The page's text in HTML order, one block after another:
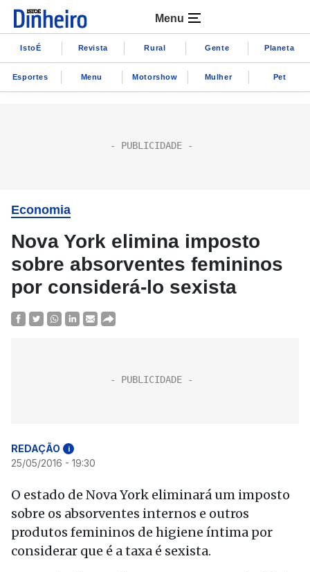
Menu
IstoÉ Revista Rural Gente Planeta
Esportes Menu Motorshow Mulher Pet
Economia
Nova York elimina imposto
sobre absorventes femininos
por considerá-lo sexista
REDAÇÃO i
25/05/2016 - 19:30
O estado de Nova York eliminará um imposto
sobre os absorventes internos e outros
produtos femininos de higiene íntima por
considerar que é a taxa é sexista.